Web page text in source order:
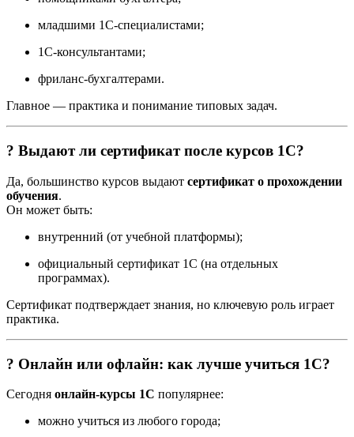
младшими 1С-специалистами;
1С-консультантами;
фриланс-бухгалтерами.
Главное — практика и понимание типовых задач.
? Выдают ли сертификат после курсов 1С?
Да, большинство курсов выдают сертификат о прохождении
обучения.
Он может быть:
внутренний (от учебной платформы);
официальный сертификат 1С (на отдельных
программах).
Сертификат подтверждает знания, но ключевую роль играет
практика.
? Онлайн или офлайн: как лучше учиться 1С?
Сегодня онлайн-курсы 1С популярнее:
можно учиться из любого города;